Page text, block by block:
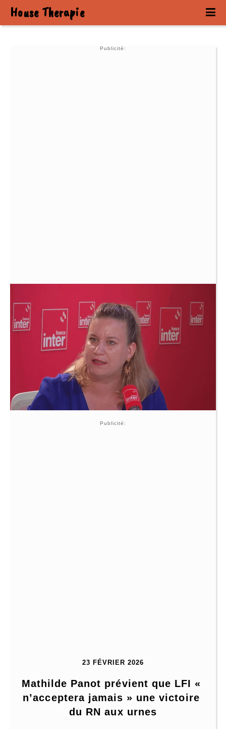
House Therapie
Publicité:
Publicité:
23 FÉVRIER 2026
Mathilde Panot prévient que LFI «
n’acceptera jamais » une victoire
du RN aux urnes